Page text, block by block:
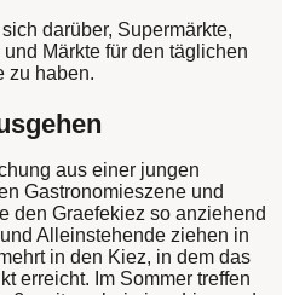
darüber, Supermärkte,
Märkte für den täglichen
zu haben.
aus einer jungen
Gastronomieszene und
den Graefekiez so anziehend
Alleinstehende ziehen in
in den Kiez, in dem das
erreicht. Im Sommer treffen